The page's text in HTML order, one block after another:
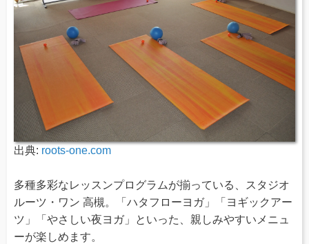
出典: roots-one.com
多種多彩なレッスンプログラムが揃っている、スタジオ
ルーツ・ワン 高槻。「ハタフローヨガ」「ヨギックアー
ツ」「やさしい夜ヨガ」といった、親しみやすいメニュ
ーが楽しめます。